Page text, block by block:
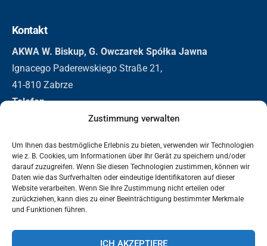
Zustimmung verwalten
Um Ihnen das bestmögliche Erlebnis zu bieten, verwenden wir Technologien
wie z. B. Cookies, um Informationen über Ihr Gerät zu speichern und/oder
darauf zuzugreifen. Wenn Sie diesen Technologien zustimmen, können wir
Daten wie das Surfverhalten oder eindeutige Identifikatoren auf dieser
Website verarbeiten. Wenn Sie Ihre Zustimmung nicht erteilen oder
zurückziehen, kann dies zu einer Beeinträchtigung bestimmter Merkmale
und Funktionen führen.
ICH AKZEPTIERE
Kontakt
AKWA W. Biskup, G. Owczarek Spółka Jawna
Ignacego Paderewskiego Straße 21,
41-810 Zabrze
Telefon
E-Mail
biuro@akwa.eu
2025 Akwa | Bevscope Technologies. Alle Rechte vorbehalten.
Informationsklausel - Videoüberwachung